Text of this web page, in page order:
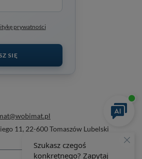
prywatności
SIĘ
11, 22-600Tomaszów Lubelski